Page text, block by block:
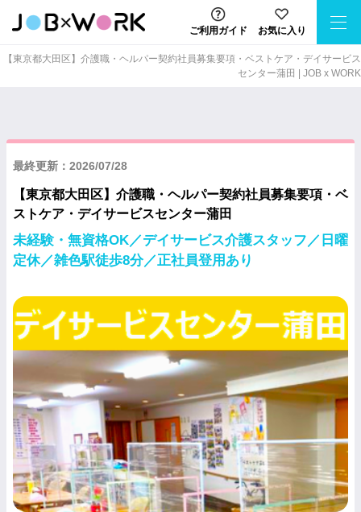
ご利用ガイド お気に入り
【東京都大田区】介護職・ヘルパー契約社員募集要項・ベストケア・デイサービス
センター蒲田 | JOB x WORK
最終更新：2026/07/28
【東京都大田区】介護職・ヘルパー契約社員募集要項・ベ
ストケア・デイサービスセンター蒲田
未経験・無資格OK／デイサービス介護スタッフ／日曜
定休／雑色駅徒歩8分／正社員登用あり